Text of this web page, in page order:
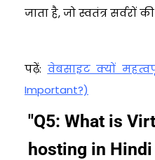
जाता है, जो स्वतंत्र सर्वरों
पढ़ें: वेबसाइट क्यों
Important?)
"Q5: What is
hosting in Hindi